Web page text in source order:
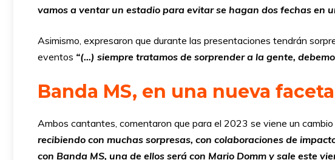
vamos a ventar un estadio para evitar se hagan dos fechas en
Asimismo, expresaron que durante las presentaciones tendrán
eventos “(…) siempre tratamos de sorprender a la gente,
Banda MS, en una nueva faceta
Ambos cantantes, comentaron que para el 2023 se viene un
recibiendo con muchas sorpresas, con colaboraciones de
con Banda MS, una de ellos será con Mario Domm y sale este